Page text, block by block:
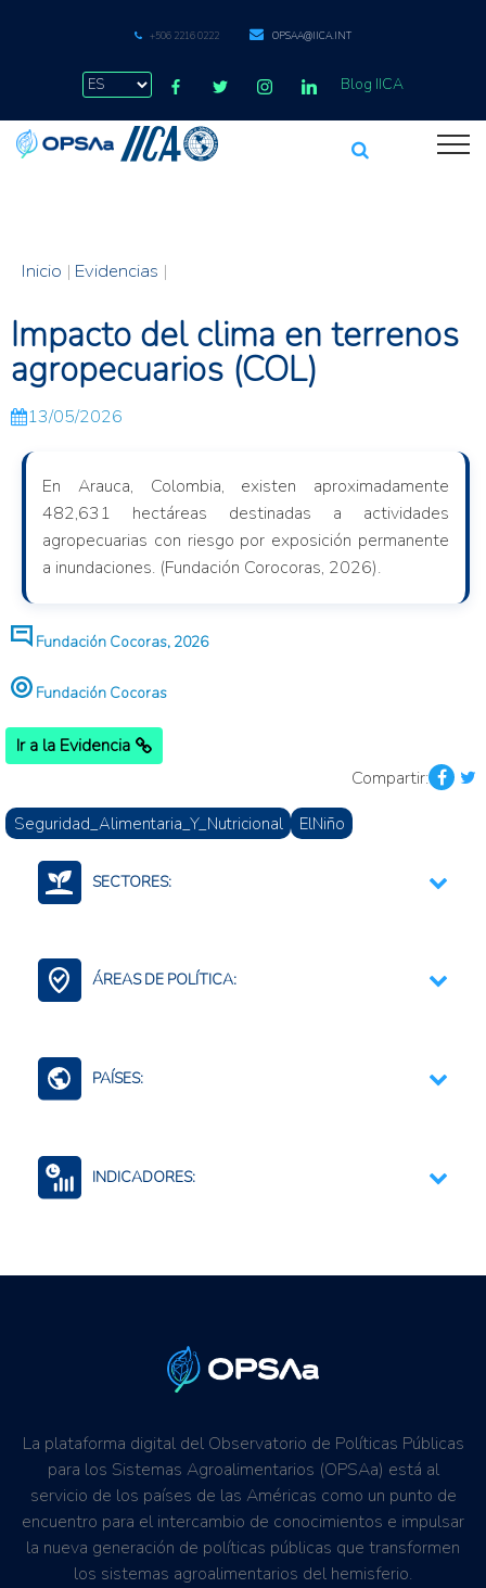
+506 2216 0222 OPSAA@IICA.INT
Blog IICA
Inicio | Evidencias |
Impacto del clima en terrenos
agropecuarios (COL)
13/05/2026
En Arauca, Colombia, existen aproximadamente
482,631 hectáreas destinadas a actividades
agropecuarias con riesgo por exposición permanente
a inundaciones. (Fundación Corocoras, 2026).
Fundación Cocoras, 2026
Fundación Cocoras
Ir a la Evidencia
Compartir:
Seguridad_Alimentaria_Y_Nutricional ElNiño
SECTORES:
Agroalimentario (total)
ÁREAS DE POLÍTICA:
PAÍSES:
INDICADORES:
La plataforma digital del Observatorio de Políticas Públicas
para los Sistemas Agroalimentarios (OPSAa) está al
servicio de los países de las Américas como un punto de
encuentro para el intercambio de conocimientos e impulsar
la nueva generación de políticas públicas que transformen
los sistemas agroalimentarios del hemisferio.